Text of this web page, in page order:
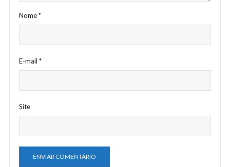
Nome*
E-mail *
Site